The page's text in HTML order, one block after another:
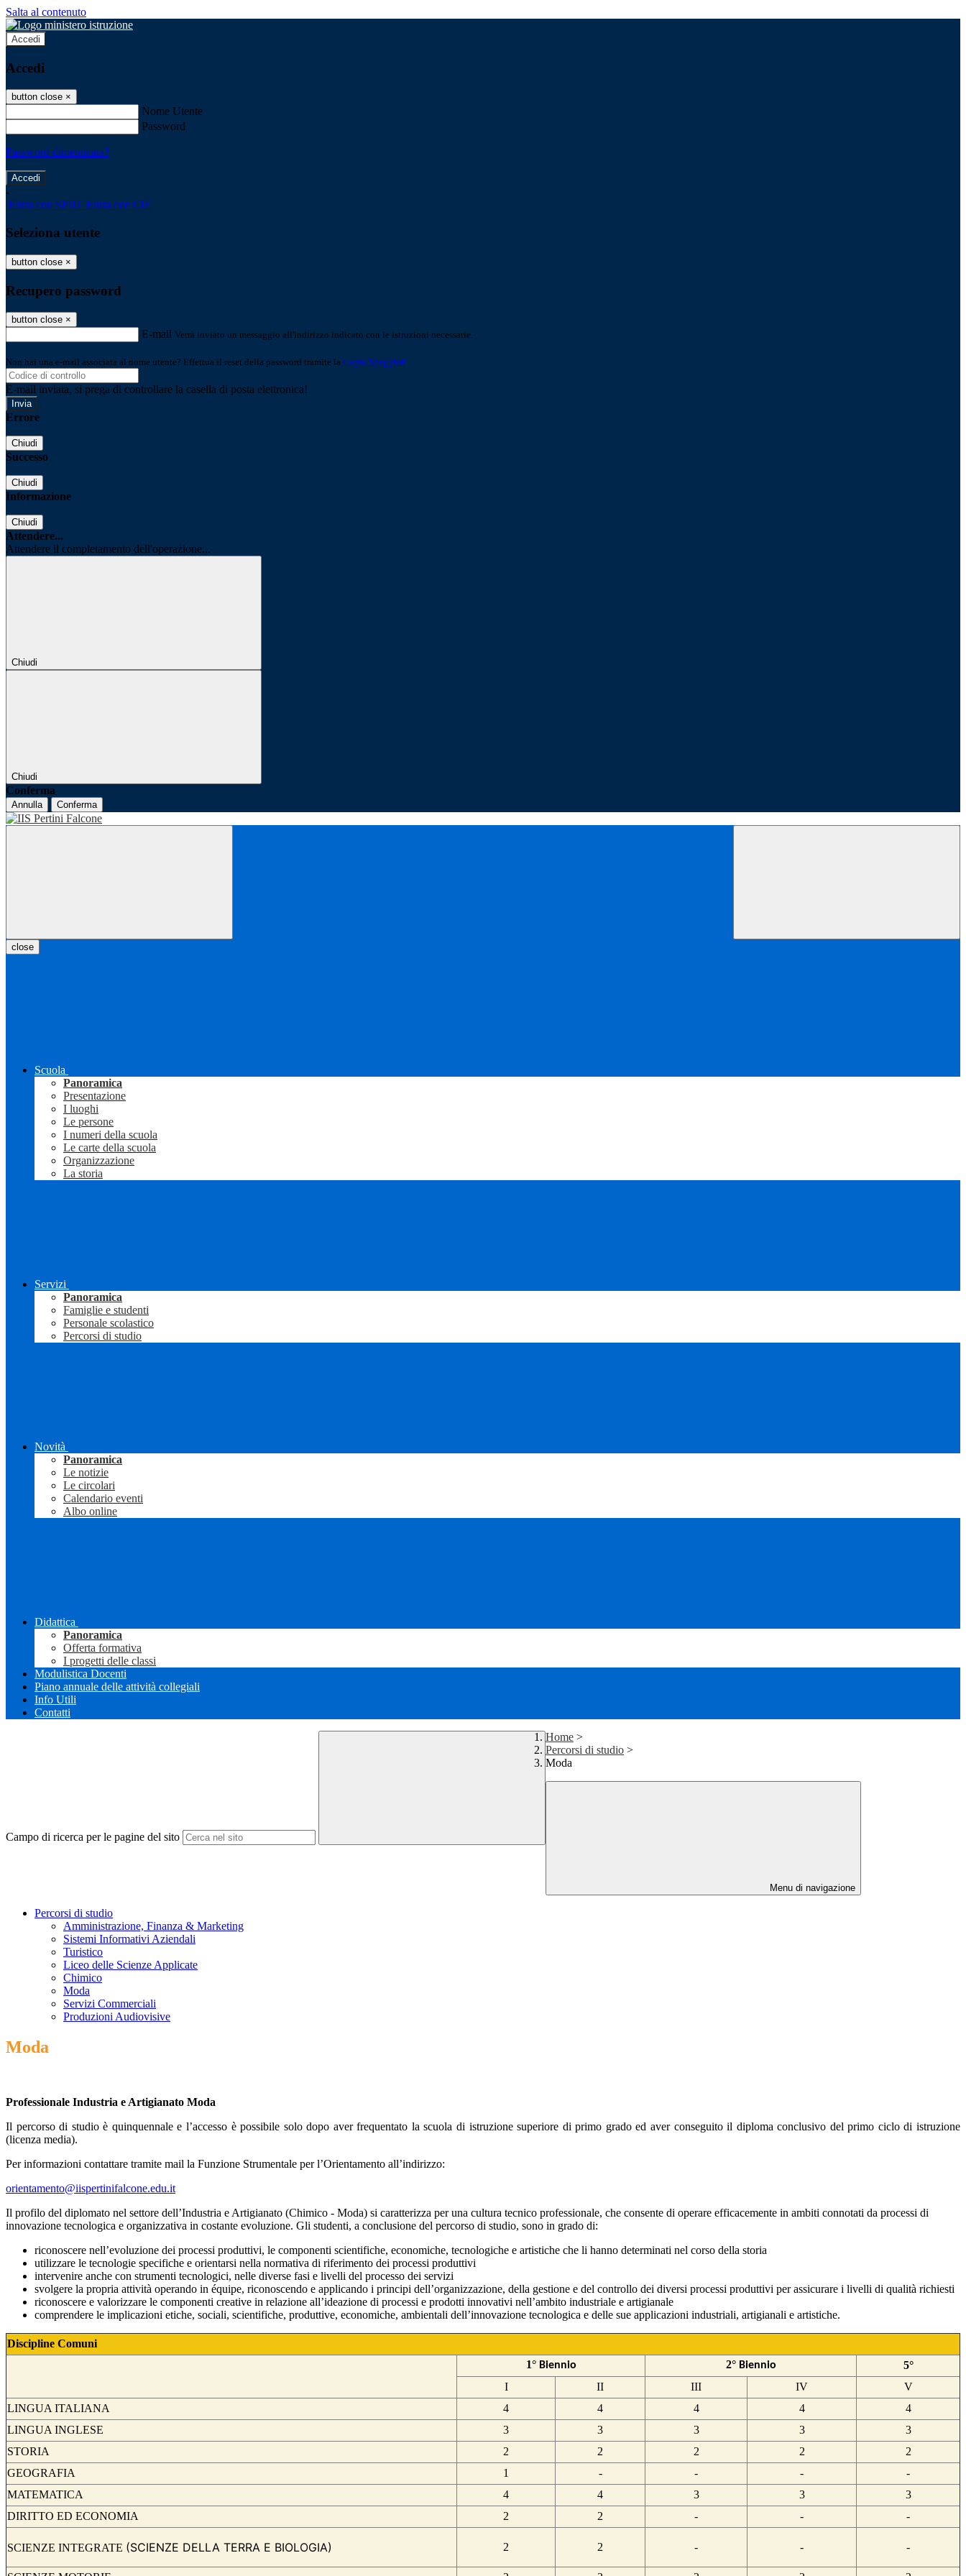
Salta al contenuto
Accedi
Accedi
button close ×
Nome Utente
Password
Password dimenticata?
-
Entra con SPID Entra con CIE
Seleziona utente
button close ×
Recupero password
button close ×
E-mail Verrà inviato un messaggio all'indirizzo indicato con le istruzioni necessarie.
Non hai una e-mail associata al nome utente? Effettua il reset della password tramite la Login Spaggiari
E-mail inviata, si prega di controllare la casella di posta elettronica!
Errore
Chiudi
Successo
Chiudi
Informazione
Chiudi
Attendere...
Attendere il completamento dell'operazione...
Chiudi
Chiudi
Conferma
Annulla Conferma
close
Scuola
Panoramica
Presentazione
I luoghi
Le persone
I numeri della scuola
Le carte della scuola
Organizzazione
La storia
Servizi
Panoramica
Famiglie e studenti
Personale scolastico
Percorsi di studio
Novità
Panoramica
Le notizie
Le circolari
Calendario eventi
Albo online
Didattica
Panoramica
Offerta formativa
I progetti delle classi
Modulistica Docenti
Piano annuale delle attività collegiali
Info Utili
Contatti
Campo di ricerca per le pagine del sito
Home >
Percorsi di studio >
Moda
Menu di navigazione
Percorsi di studio
Amministrazione, Finanza & Marketing
Sistemi Informativi Aziendali
Turistico
Liceo delle Scienze Applicate
Chimico
Moda
Servizi Commerciali
Produzioni Audiovisive
Moda
Professionale Industria e Artigianato Moda
Il percorso di studio è quinquennale e l’accesso è possibile solo dopo aver frequentato la scuola di istruzione superiore di primo grado ed aver conseguito il diploma conclusivo del primo ciclo di istruzione
(licenza media).
Per informazioni contattare tramite mail la Funzione Strumentale per l’Orientamento all’indirizzo:
orientamento@iispertinifalcone.edu.it
Il profilo del diplomato nel settore dell’Industria e Artigianato (Chimico - Moda) si caratterizza per una cultura tecnico professionale, che consente di operare efficacemente in ambiti connotati da processi di
innovazione tecnologica e organizzativa in costante evoluzione. Gli studenti, a conclusione del percorso di studio, sono in grado di:
riconoscere nell’evoluzione dei processi produttivi, le componenti scientifiche, economiche, tecnologiche e artistiche che li hanno determinati nel corso della storia
utilizzare le tecnologie specifiche e orientarsi nella normativa di riferimento dei processi produttivi
intervenire anche con strumenti tecnologici, nelle diverse fasi e livelli del processo dei servizi
svolgere la propria attività operando in équipe, riconoscendo e applicando i principi dell’organizzazione, della gestione e del controllo dei diversi processi produttivi per assicurare i livelli di qualità richiesti
riconoscere e valorizzare le componenti creative in relazione all’ideazione di processi e prodotti innovativi nell’ambito industriale e artigianale
comprendere le implicazioni etiche, sociali, scientifiche, produttive, economiche, ambientali dell’innovazione tecnologica e delle sue applicazioni industriali, artigianali e artistiche.
Discipline Comuni
1° Biennio 2° Biennio
5°
I
II III IV
V
LINGUA ITALIANA
4 4 4 4
4
LINGUA INGLESE
3 3 3 3
3
STORIA
2 2 2 2
2
GEOGRAFIA
1 - - -
-
MATEMATICA
4 4 3 3
3
DIRITTO ED ECONOMIA
2 2 - - -
SCIENZE INTEGRATE (SCIENZE DELLA TERRA E BIOLOGIA) 2 2 - - -